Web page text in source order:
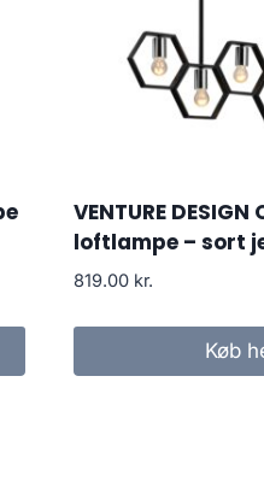
VENTURE DESIGN
loftlampe – sort
819.00 kr.
Køb